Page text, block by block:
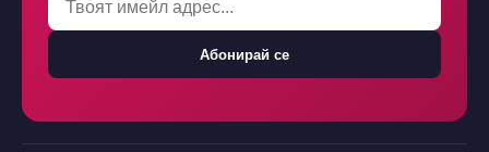
Абонирай се